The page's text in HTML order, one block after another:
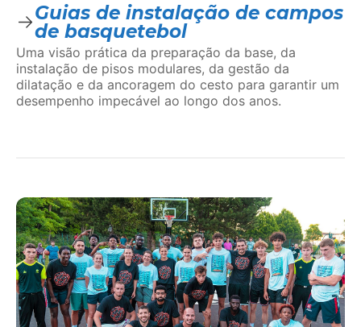
Guias de instalação de campos
de basquetebol
Uma visão prática da preparação da base, da
instalação de pisos modulares, da gestão da
dilatação e da ancoragem do cesto para garantir um
desempenho impecável ao longo dos anos.